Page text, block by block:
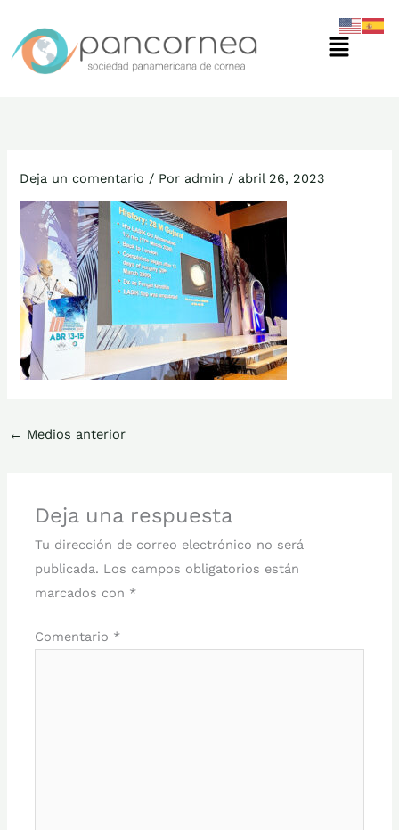
contenido
Menú
Deja un comentario / Por admin / abril 26, 2023
← Medios anterior
Deja una respuesta
Tu dirección de correo electrónico no será
publicada. Los campos obligatorios están
marcados con *
Comentario *